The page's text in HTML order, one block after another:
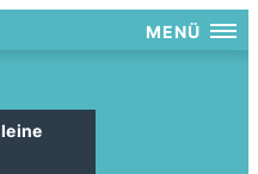
MENÜ